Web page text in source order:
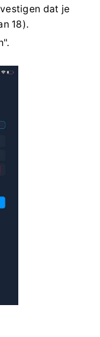
dat je
18).